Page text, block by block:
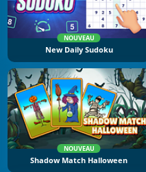
NOUVEAU
New Daily Sudoku
NOUVEAU
Shadow Match Halloween